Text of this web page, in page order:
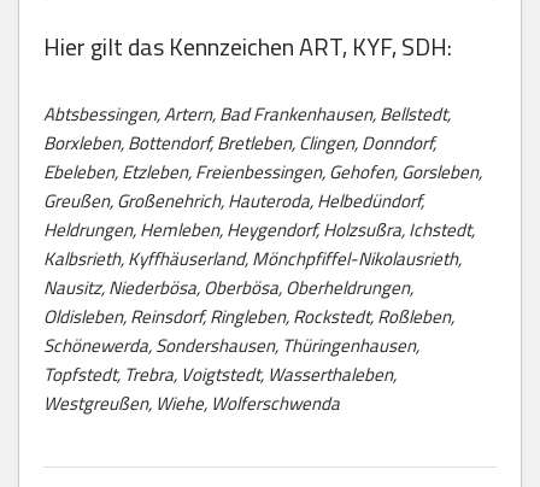
Hier gilt das Kennzeichen ART, KYF, SDH:
Abtsbessingen, Artern, Bad Frankenhausen, Bellstedt,
Borxleben, Bottendorf, Bretleben, Clingen, Donndorf,
Ebeleben, Etzleben, Freienbessingen, Gehofen, Gorsleben,
Greußen, Großenehrich, Hauteroda, Helbedündorf,
Heldrungen, Hemleben, Heygendorf, Holzsußra, Ichstedt,
Kalbsrieth, Kyffhäuserland, Mönchpfiffel-Nikolausrieth,
Nausitz, Niederbösa, Oberbösa, Oberheldrungen,
Oldisleben, Reinsdorf, Ringleben, Rockstedt, Roßleben,
Schönewerda, Sondershausen, Thüringenhausen,
Topfstedt, Trebra, Voigtstedt, Wasserthaleben,
Westgreußen, Wiehe, Wolferschwenda